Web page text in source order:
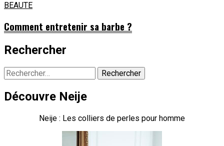
BEAUTE
Comment entretenir sa barbe ?
Rechercher
Rechercher :
Découvre Neije
Neije : Les colliers de perles pour homme